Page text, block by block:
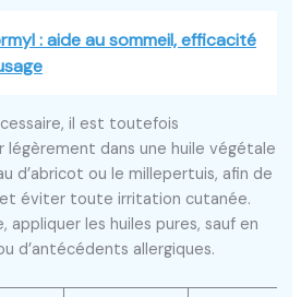
: aide au sommeil, efficacité
il est toutefois
légèrement dans une huile végétale
d’abricot ou le millepertuis, afin de
éviter toute irritation cutanée.
appliquer les huiles pures, sauf en
d’antécédents allergiques.